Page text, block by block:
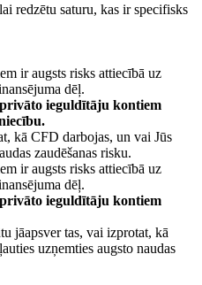
redzētu saturu, kas ir specifisks
ir augsts risks attiecībā uz
dēļ.
ieguldītāju kontiem
kā CFD darbojas, un vai Jūs
zaudēšanas risku.
ir augsts risks attiecībā uz
dēļ.
ieguldītāju kontiem
jāapsver tas, vai izprotat, kā
uzņemties augsto naudas